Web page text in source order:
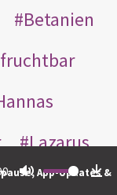
App-Updates &
Betanien
Lazarus